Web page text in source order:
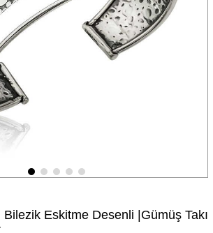
Bilezik Eskitme Desenli |Gümüş Takı